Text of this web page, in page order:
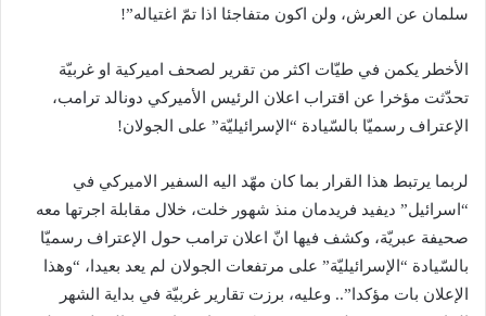
سلمان عن العرش، ولن اكون متفاجئا اذا تمّ اغتياله”!
الأخطر يكمن في طيّات اكثر من تقرير لصحف اميركية او غربيّة
تحدّثت مؤخرا عن اقتراب اعلان الرئيس الأميركي ​دونالد ترامب​،
الإعتراف رسميّا بالسّيادة “الإسرائيليّة” على الجولان!
لربما يرتبط هذا القرار بما كان مهّد اليه السفير الاميركي في
“اسرائيل” ​ديفيد فريدمان​ منذ شهور خلت، خلال مقابلة اجرتها معه
صحيفة عبريّة، وكشف فيها انّ اعلان ترامب حول الإعتراف رسميّا
بالسّيادة “الإسرائيليّة” على مرتفعات الجولان لم يعد بعيدا، “وهذا
الإعلان بات مؤكدا”.. وعليه، برزت تقارير غربيّة في بداية الشهر